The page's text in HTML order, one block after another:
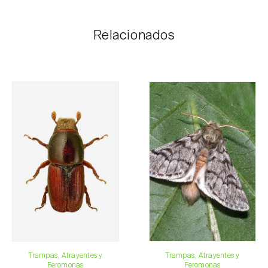
posible con la información correspondiente al importe
total del pedido y los datos para el pago.
Para cualquier duda, contáctenos:
Teléfono: 212 333 019
Email:info@biosani.com
Formulario de contacto
Relacionados
Trampas, Atrayentes y
Feromonas
Trampas, Atrayentes y
Feromonas